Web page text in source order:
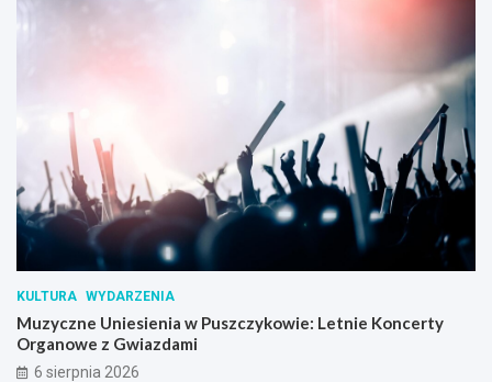
KULTURA WYDARZENIA
Muzyczne Uniesienia w Puszczykowie: Letnie Koncerty
Organowe z Gwiazdami
6 sierpnia 2026